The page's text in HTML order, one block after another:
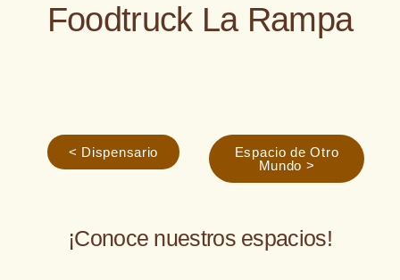
Foodtruck La Rampa
< Dispensario
Espacio de Otro
Mundo >
¡Conoce nuestros espacios!